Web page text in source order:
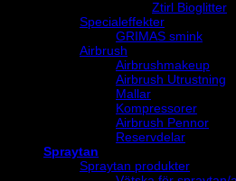
Ztirl Bioglitter
Specialeffekter
GRIMAS smink
Airbrush
Airbrushmakeup
Airbrush Utrustning
Mallar
Kompressorer
Airbrush Pennor
Reservdelar
Spraytan
Spraytan produkter